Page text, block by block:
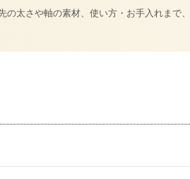
太さや軸の素材、使い方・お手入れまで